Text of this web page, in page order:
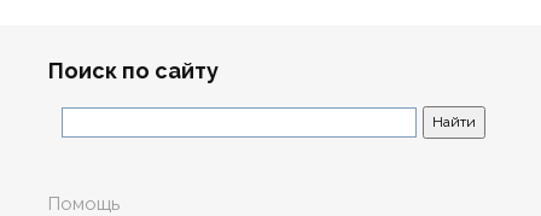
Поиск по сайту
Помощь